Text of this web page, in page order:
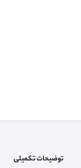
توضیحات تکمیلی